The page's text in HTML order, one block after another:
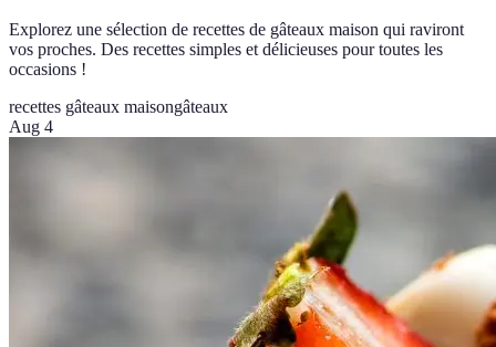
Explorez une sélection de recettes de gâteaux maison qui raviront
vos proches. Des recettes simples et délicieuses pour toutes les
occasions !
recettes gâteaux maisongâteaux
Aug 4